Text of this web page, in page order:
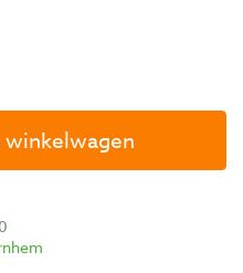
winkelwagen